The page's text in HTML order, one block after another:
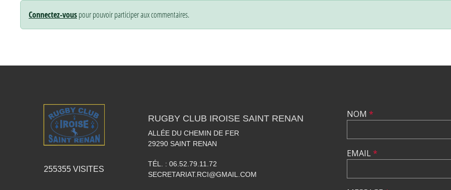
Connectez-vouspour pouvoir participer aux commentaires.
255355 VISITES
RUGBY CLUB IROISE SAINT RENAN
ALLÉE DU CHEMIN DE FER
29290 SAINT RENAN
TÉL. : 06.52.79.11.72
SECRETARIAT.RCI@GMAIL.COM
NOM *
EMAIL*